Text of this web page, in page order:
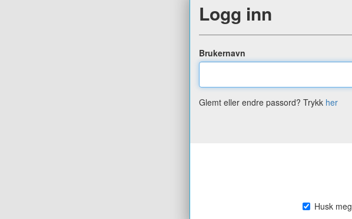
Logg inn
Brukernavn
Glemt eller endre passord? Trykk her
Husk meg